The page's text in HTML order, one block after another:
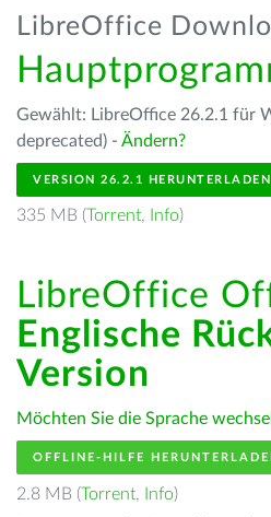
LibreOffice
Gewählt: LibreOffice 26.2.1 für
deprecated) - Ändern?
VERSION 26.2.1 HERUNTERLADEN
335 MB (Torrent, Info)
LibreOffice
Englische
Version
Möchten Sie die Sprache
OFFLINE-HILFE
2.8 MB (Torrent, Info)